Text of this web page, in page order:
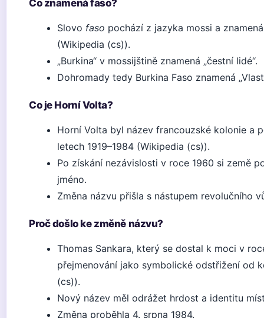
Co znamená faso?
Slovo faso pochází z jazyka mossi a
(Wikipedia (cs)).
„Burkina“ v mossijštině znamená „čestní lidé“.
Dohromady tedy Burkina Faso znamená
Co je Horní Volta?
Horní Volta byl název francouzské kolonie a
letech 1919–1984 (Wikipedia (cs)).
Po získání nezávislosti v roce 1960 si země
jméno.
Změna názvu přišla s nástupem revolučního
Proč došlo ke změně názvu?
Thomas Sankara, který se dostal k moci v
přejmenování jako symbolické odstřižení od
(cs)).
Nový název měl odrážet hrdost a identitu
Změna proběhla 4. srpna 1984.